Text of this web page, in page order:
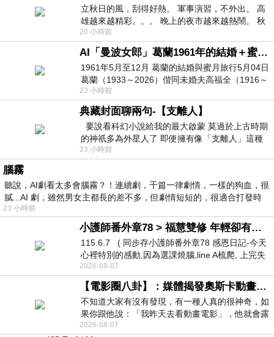
立秋日的風，刮得好熱。 軍事演習，不外出。 高
雄越來越精彩。。。 晚上的夜市越來越熱鬧。 秋
天的風刮得很熱 夜遊消暑熱。。。
20 小時前
AI「曼波女郎」葛蘭1961年的結婚＋蜜月旅行 #戀上老電影 #葛蘭 #粟子
1961年5月至12月 葛蘭的結婚與蜜月旅行5月04日
葛蘭（1933～2026）偕同未婚夫高福全（1916～
2004）乘郵輪赴倫敦6月15日於英國倫敦St.S
23 小時前
典藏封面聊兩句-【支離人】
要說看科幻小說給我的最大啟蒙 莫過於上古時期
的神祇多為外星人了 即便擁有像「支離人」這種
驚世駭俗的神通法門 也未必讀
23 小時前
腦霧
聽說，AI劇看太多會腦霧？！連續劇，千篇一律劇情，一樣的狗血，很
膩...AI 劇，雖然男女主都長的差不多，但劇情短短的，很適合打發時
23 小時前
小護師番外章78 > 福慧雙修 年輕卻有個老靈魂 ㄑ金剛經〉podcast
115.6.7 ( 同步存小護師番外章78 感恩日記-今天
心裡特別的感動,因為選課燒腦,line A梳爬, 上完失
智課的她,特來傾
2026-08-07
【電影圈八卦】：媒體揭發奧斯卡動畫項目投票醜聞！好萊塢為什麼看不起動畫電影？
不知道大家有沒有發現，有一種人真的很神奇，如
果你跟他說：「我昨天去看動畫電影」，他就會露
出一種慈祥的微笑，然後問你是不是陪小
2026-08-07